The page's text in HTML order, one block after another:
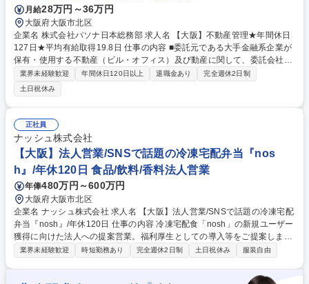
月給28万円～36万円
大阪府大阪市北区
企業名 株式会社パソナ日本総務部 求人名 【大阪】不動産管理★年間休日
127日★平均有給取得19.8日 仕事の内容 ■委託元である大手金融系企業が
保有・使用する不動産（ビル・オフィス）及び動産に関して、委託会社の
拠点に常駐し、企画・品質管理・工事管理・維持保全管理業務をご担当い
ただきます。 委託会社の不動産関連業務が円滑かつ安定的に運営されるよ
う、各種業務の取りまとめ、実務支援、調整業務を担当していただきま
す。 具体的な業務内容はその他労働条件の備考をご確認下さい。 募集職
種 【大阪】不動産管理★年間休日127日★平均有給取得19.8日
業界未経験歓迎 年間休日120日以上 退職金あり
完全週休2日制
土日祝休み
正社員
ナッシュ株式会社
【大阪】法人営業/SNSで話題の冷凍宅配弁当『nos
h』/年休120日 食品/飲料/香料法人営業
年俸480万円～600万円
大阪府大阪市北区
企業名 ナッシュ株式会社 求人名 【大阪】法人営業/SNSで話題の冷凍宅配
弁当『nosh』/年休120日 仕事の内容 冷凍宅配食「nosh」の新規ユーザー
獲得に向けた法人への提案営業。福利厚生としての導入等をご提案しま
す。入社直後は上司が営業先をリストアップするため、未経験でも提案に
ーズに応える商材のため提案しやすく、未経験からでも成果を出しやすい
業界未経験歓迎 時短勤務あり 完全週休2日制 土日祝休み 服装自由